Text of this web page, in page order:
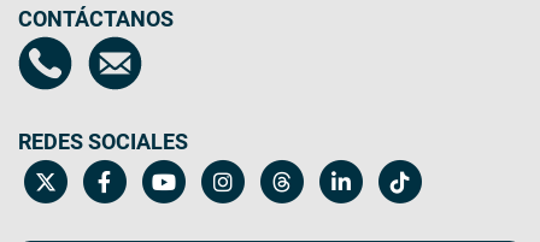
CONTÁCTANOS
REDES SOCIALES